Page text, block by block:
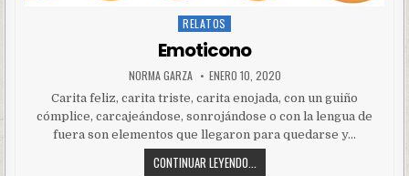
Posted
RELATOS
Emoticono
NORMA GARZA ENERO 10, 2020
Carita feliz, carita triste, carita enojada, con un guiño
cómplice, carcajeándose, sonrojándose o con la lengua de
fuera son elementos que llegaron para quedarse y…
CONTINUAR LEYENDO...